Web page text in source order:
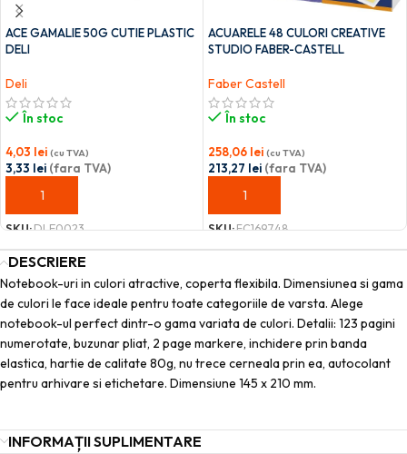
ACE GAMALIE 50G CUTIE PLASTIC
DELI
Deli
În stoc
4,03 lei (cu TVA)
3,33 lei (fara TVA)
ADAUGĂ ÎN COȘ
SKU:DLE0023
ACUARELE 48 CULORI CREATIVE
STUDIO FABER-CASTELL
Faber Castell
În stoc
258,06 lei (cu TVA)
213,27 lei (fara TVA)
ADAUGĂ ÎN COȘ
SKU:FC169748
DESCRIERE
Notebook-uri in culori atractive, coperta flexibila. Dimensiunea si gama
de culori le face ideale pentru toate categoriile de varsta. Alege
notebook-ul perfect dintr-o gama variata de culori. Detalii: 123 pagini
numerotate, buzunar pliat, 2 page markere, inchidere prin banda
elastica, hartie de calitate 80g, nu trece cerneala prin ea, autocolant
pentru arhivare si etichetare. Dimensiune 145 x 210 mm.
INFORMAȚII SUPLIMENTARE